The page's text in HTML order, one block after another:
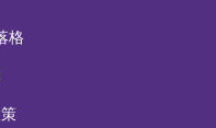
格